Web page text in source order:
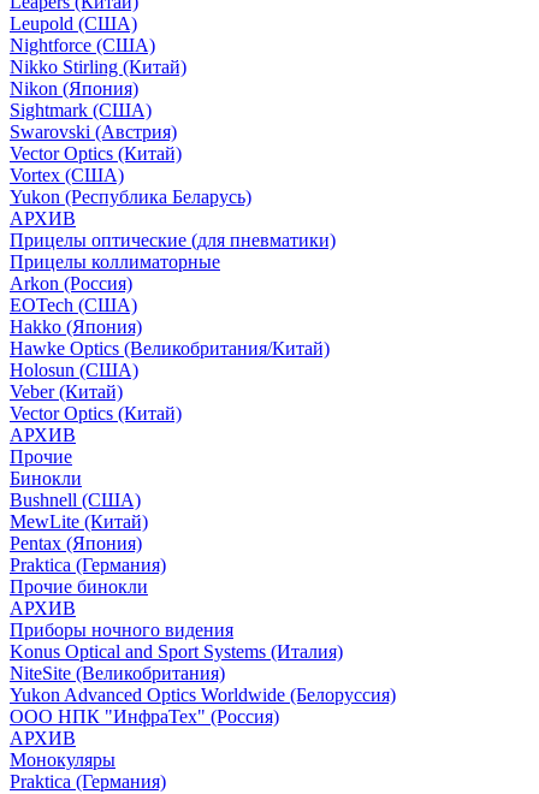
Leupold (США)
Nightforce (США)
Nikko Stirling (Китай)
Nikon (Япония)
Sightmark (США)
Swarovski (Австрия)
Vector Optics (Китай)
Vortex (США)
Yukon (Республика Беларусь)
АРХИВ
Прицелы оптические (для пневматики)
Прицелы коллиматорные
Arkon (Россия)
EOTech (США)
Hakko (Япония)
Hawke Optics (Великобритания/Китай)
Holosun (США)
Veber (Китай)
Vector Optics (Китай)
АРХИВ
Прочие
Бинокли
Bushnell (США)
MewLite (Китай)
Pentax (Япония)
Praktica (Германия)
Прочие бинокли
АРХИВ
Приборы ночного видения
Konus Optical and Sport Systems (Италия)
NiteSite (Великобритания)
Yukon Advanced Optics Worldwide (Белоруссия)
ООО НПК "ИнфраТех" (Россия)
АРХИВ
Монокуляры
Praktica (Германия)